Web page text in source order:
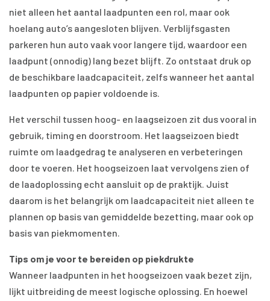
niet alleen het aantal laadpunten een rol, maar ook
hoelang auto’s aangesloten blijven. Verblijfsgasten
parkeren hun auto vaak voor langere tijd, waardoor een
laadpunt (onnodig) lang bezet blijft. Zo ontstaat druk op
de beschikbare laadcapaciteit, zelfs wanneer het aantal
laadpunten op papier voldoende is.
Het verschil tussen hoog- en laagseizoen zit dus vooral in
gebruik, timing en doorstroom. Het laagseizoen biedt
ruimte om laadgedrag te analyseren en verbeteringen
door te voeren. Het hoogseizoen laat vervolgens zien of
de laadoplossing echt aansluit op de praktijk. Juist
daarom is het belangrijk om laadcapaciteit niet alleen te
plannen op basis van gemiddelde bezetting, maar ook op
basis van piekmomenten.
Tips om je voor te bereiden op piekdrukte
Wanneer laadpunten in het hoogseizoen vaak bezet zijn,
lijkt uitbreiding de meest logische oplossing. En hoewel